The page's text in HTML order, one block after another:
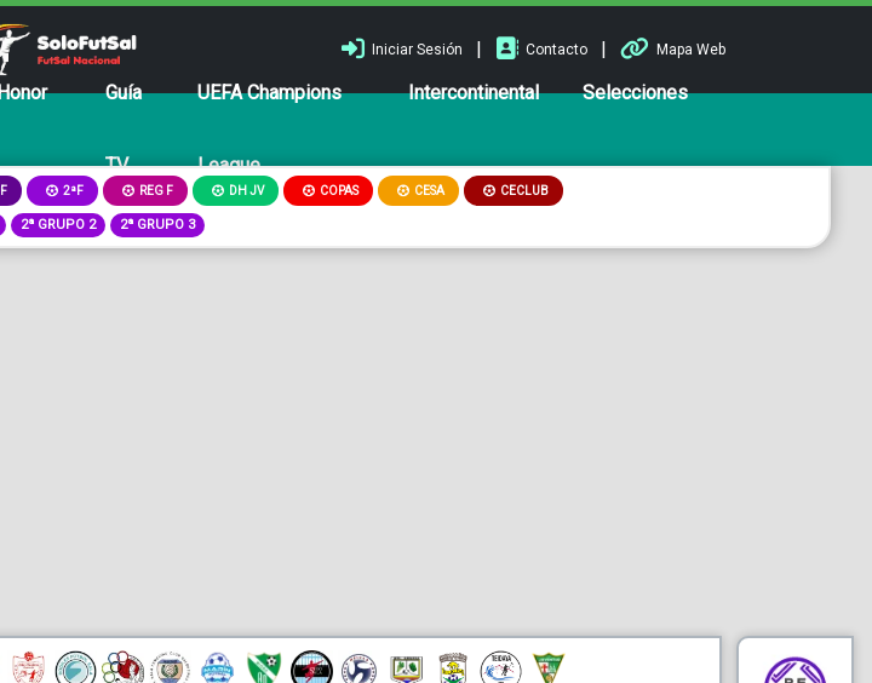
Iniciar Sesión | Contacto | Mapa Web
Guía
TV
UEFA Champions
League
Intercontinental Selecciones
2ªF REG F DH JV COPAS CESA CECLUB
2ª GRUPO 2 2ª GRUPO 3